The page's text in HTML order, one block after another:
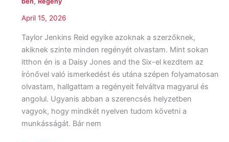
April 15, 2026
Taylor Jenkins Reid egyike azoknak a szerzőknek,
akiknek szinte minden regényét olvastam. Mint sokan
itthon én is a Daisy Jones and the Six-el kezdtem az
írónővel való ismerkedést és utána szépen folyamatosan
olvastam, hallgattam a regényeit felváltva magyarul és
angolul. Ugyanis abban a szerencsés helyzetben
vagyok, hogy mindkét nyelven tudom követni a
munkásságát. Bár nem